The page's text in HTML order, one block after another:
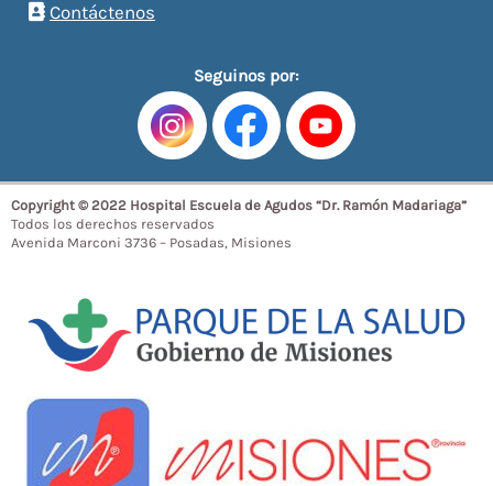
Contáctenos
Seguinos por:
Copyright © 2022 Hospital Escuela de Agudos “Dr. Ramón Madariaga”
Todos los derechos reservados
Avenida Marconi 3736 – Posadas, Misiones